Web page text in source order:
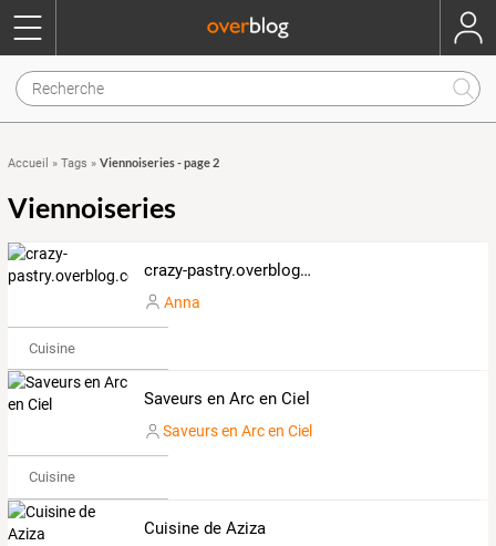
Accueil » Tags » Viennoiseries - page 2
Viennoiseries
crazy-pastry.overblog.com
Anna
Cuisine
Saveurs en Arc en Ciel
Saveurs en Arc en Ciel
Cuisine
Cuisine de Aziza